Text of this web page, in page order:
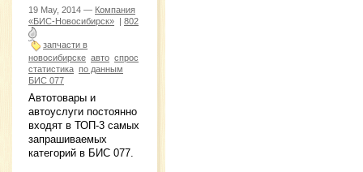
19 May, 2014 — Компания
«БИС-Новосибирск» | 802
запчасти в
новосибирске авто спрос
статистика по данным
БИС 077
Автотовары и
автоуслуги постоянно
входят в ТОП-3 самых
запрашиваемых
категорий в БИС 077.